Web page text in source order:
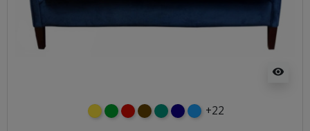
visibility
żółtyzielonyczerwony
czekoladowy
turkusowy
granatowy
niebieski
+22